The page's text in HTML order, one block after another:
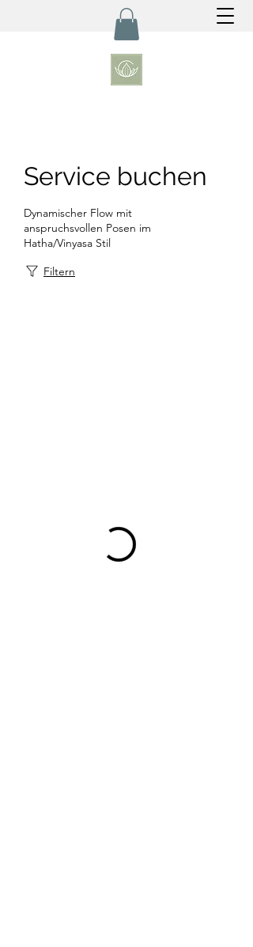
Service buchen
Dynamischer Flow mit
anspruchsvollen Posen im
Hatha/Vinyasa Stil
Filtern